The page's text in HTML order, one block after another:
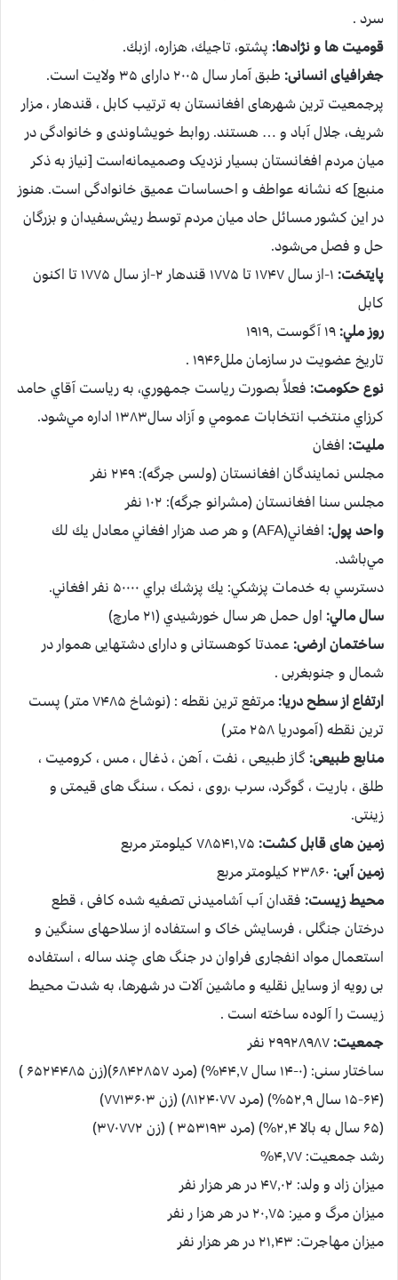
سرد .
قوميت ها و نژادها: پشتو، تاجيك، هزاره، ازبك.
جغرافیای انسانی:
طبق آمار سال ۲۰۰۵ دارای ۳۵ ولایت است.
پرجمعیت ترین شهرهای افغانستان به ترتیب کابل ، قندهار ، مزار
شریف، جلال آباد و … هستند. روابط خویشاوندی و خانوادگی در
میان مردم افغانستان بسیار نزدیک وصمیمانه‌است [نیاز به ذکر
منبع] که نشانه عواطف و احساسات عمیق خانوادگی است. هنوز
در این کشور مسائل حاد میان مردم توسط ریش‌سفیدان و بزرگان
حل و فصل می‌شود.
پايتخت:
۱-از سال ۱۷۴۷ تا ۱۷۷۵ قندهار ۲-از سال ۱۷۷۵ تا اکنون
کابل
روز ملي:
تاريخ عضويت در سازمان ملل۱۹۴۶ .
نوع حكومت: فعلاً بصورت رياست جمهوري، به رياست آقاي حامد
كرزاي منتخب انتخابات عمومي و آزاد سال۱۳۸۳ اداره مي‌شود.
مليت: افغان
مجلس نمایندگان افغانستان (ولسی جرگه): ۲۴۹ نفر
مجلس سنا افغانستان (مشرانو جرگه): ۱۰۲ نفر
واحد پول:
افغاني(AFA) و هر صد هزار افغاني معادل يك لك
مي‌باشد.
دسترسي به خدمات پزشكي: يك پزشك براي ۵۰۰۰۰ نفر افغاني.
سال مالي: اول حمل هر سال خورشيدي (۲۱ مارچ)
ساختمان ارضی: عمدتا کوهستانی و دارای دشتهایی هموار در
شمال و جنوبغربی .
ارتفاع از سطح دریا:
مرتفع ترین نقطه : (نوشاخ ۷۴۸۵ متر) پست
ترین نقطه (آمودریا ۲۵۸ متر)
منابع طبیعی: گاز طبیعی ، نفت ، آهن ، ذغال ، مس ، کرومیت ،
طلق ، باریت ، گوگرد، سرب ،روی ، نمک ، سنگ های قیمتی و
زینتی.
زمین های قابل کشت:
زمین آبی:
محیط زیست: فقدان آب آشامیدنی تصفیه شده کافی ، قطع
درختان جنگلی ، فرسایش خاک و استفاده از سلاحهای سنگین و
استعمال مواد انفجاری فراوان در جنگ های چند ساله ، استفاده
بی رویه از وسایل نقلیه و ماشین آلات در شهرها، به شدت محیط
زیست را آلوده ساخته است .
جمعیت:
ساختار سنی: (۰-۱۴ سال ۴۴٫۷%) (مرد ۶۸۴۲۸۵۷)(زن ۶۵۲۴۴۸۵ )
(۱۵-۶۴ سال ۵۲٫۹%) (مرد ۸۱۲۴۰۷۷) (زن ۷۷۱۳۶۰۳)
(۶۵ سال به بالا ۲٫۴%) (مرد ۳۵۳۱۹۳ ) (زن ۳۷۰۷۷۲)
رشد جمعیت: ۴٫۷۷%
میزان زاد و ولد: ۴۷٫۰۲ در هر هزار نفر
میزان مرگ و میر: ۲۰٫۷۵ در هر هزا ر نفر
میزان مهاجرت: ۲۱٫۴۳ در هر هزار نفر